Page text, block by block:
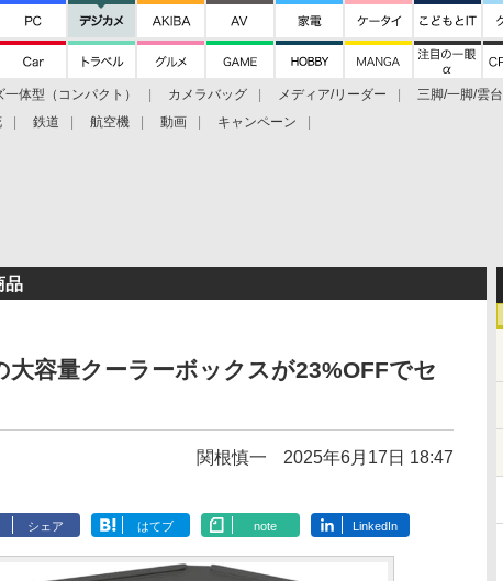
一体型（コンパクト） カメラバッグ メディア/リーダー 三脚/一脚/雲台
鉄道 航空機 動画 キャンペーン
品
大容量クーラーボックスが23%OFFでセ
関根慎一 2025年6月17日 18:47
シェア はてブ note LinkedIn